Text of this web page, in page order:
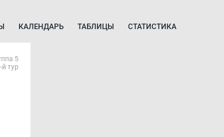
КАЛЕНДАРЬ ТАБЛИЦЫ СТАТИСТИКА
5
й тур